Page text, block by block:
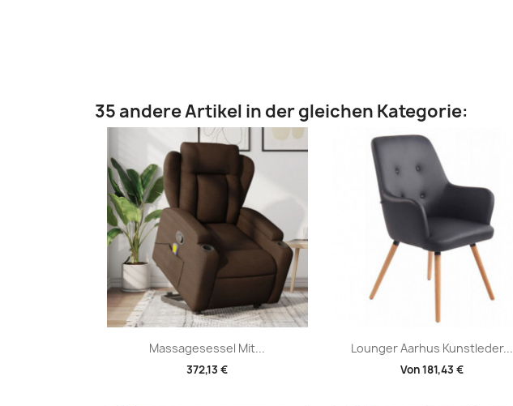
35 andere Artikel in der gleichen Kategorie:
Massagesessel Mit...
372,13 €
Vorschau Lounger Aarhus Kunstleder...
Von181,43 €
Vorschau